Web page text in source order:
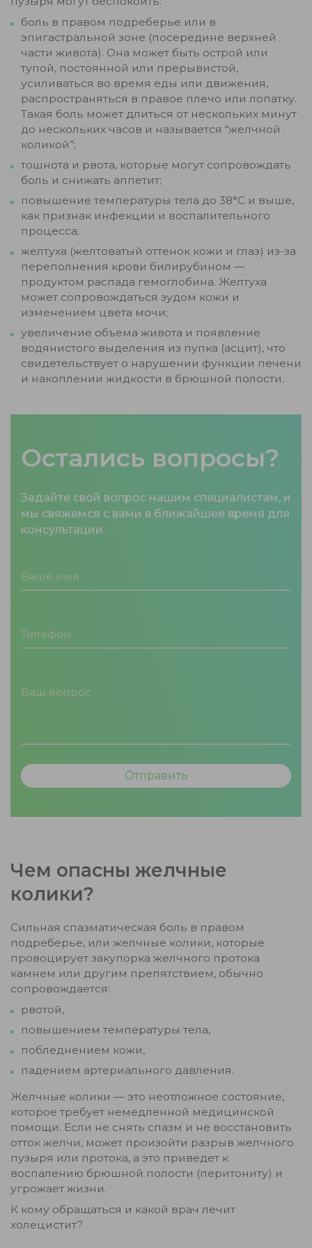
боль в правом подреберье или в
эпигастральной зоне (посередине верхней
части живота). Она может быть острой или
тупой, постоянной или прерывистой,
усиливаться во время еды или движения,
распространяться в правое плечо или лопатку.
Такая боль может длиться от нескольких минут
до нескольких часов и называется “желчной
коликой”;
тошнота и рвота, которые могут сопровождать
боль и снижать аппетит;
повышение температуры тела до 38°C и выше,
как признак инфекции и воспалительного
процесса;
желтуха (желтоватый оттенок кожи и глаз) из-за
переполнения крови билирубином —
продуктом распада гемоглобина. Желтуха
может сопровождаться зудом кожи и
изменением цвета мочи;
увеличение объема живота и появление
водянистого выделения из пупка (асцит), что
свидетельствует о нарушении функции печени
и накоплении жидкости в брюшной полости.
Остались вопросы?
Задайте свой вопрос нашим специалистам, и
мы свяжемся с вами в ближайшее время для
консультации.
Чем опасны желчные
колики?
Сильная спазматическая боль в правом
подреберье, или желчные колики, которые
провоцирует закупорка желчного протока
камнем или другим препятствием, обычно
сопровождается:
рвотой,
повышением температуры тела,
побледнением кожи,
падением артериального давления.
Желчные колики — это неотложное состояние,
которое требует немедленной медицинской
помощи. Если не снять спазм и не восстановить
отток желчи, может произойти разрыв желчного
пузыря или протока, а это приведет к
воспалению брюшной полости (перитониту) и
угрожает жизни.
К кому обращаться и какой врач лечит
холецистит?